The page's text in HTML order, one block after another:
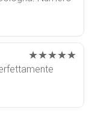
★★★★★